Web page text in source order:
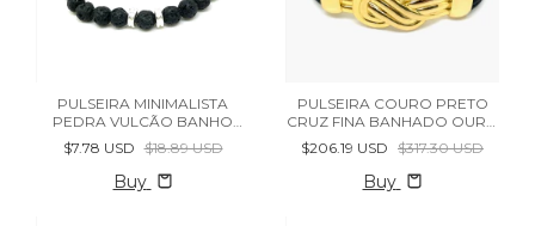
PULSEIRA MINIMALISTA
PEDRA VULCÃO BANHO
PRATA
$7.78 USD $18.89 USD
Buy
PULSEIRA COURO PRETO
CRUZ FINA BANHADO OURO
- (cópia)
$206.19 USD $317.30 USD
Buy